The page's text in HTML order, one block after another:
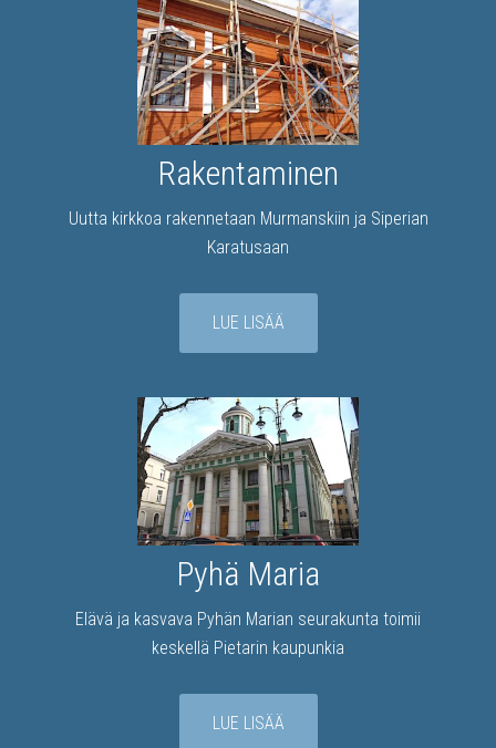
Rakentaminen
Uutta kirkkoa rakennetaan Murmanskiin ja Siperian
Karatusaan
LUE LISÄÄ
Pyhä Maria
Elävä ja kasvava Pyhän Marian seurakunta toimii
keskellä Pietarin kaupunkia
LUE LISÄÄ